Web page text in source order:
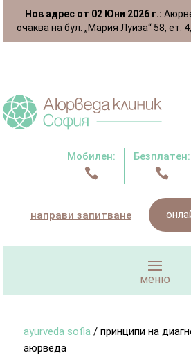
Нов адрес от 02 Юни 2026 г.:
очаква на бул. „Мария Луиза“ 58, ет.
Мобилен:

Безплатен:

направи запитване
ayurveda sofia /принципи на
аюрведа